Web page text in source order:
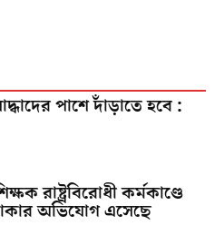
পাশে দাঁড়াতে হবে :
রাষ্ট্রবিরোধী কর্মকাণ্ডে
অভিযোগ এসেছে